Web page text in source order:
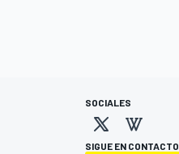
SOCIALES
SIGUE EN CONTACTO